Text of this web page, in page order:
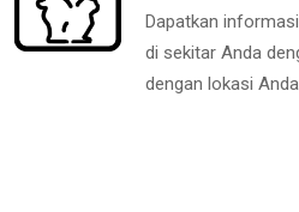
Dapatkan
di sekitar Anda
dengan lokasi